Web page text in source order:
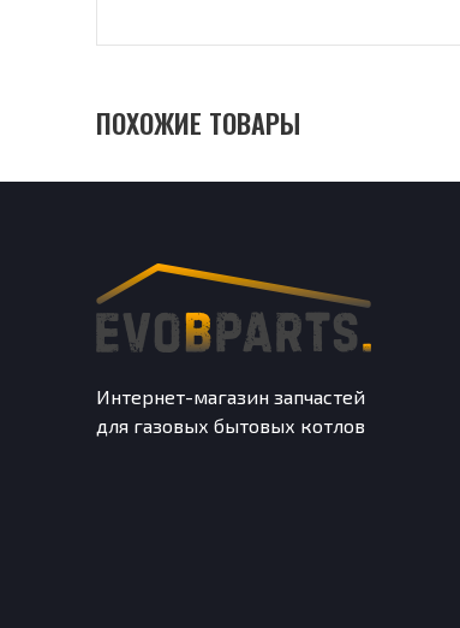
ПОХОЖИЕ ТОВАРЫ
Интернет-магазин запчастей
для газовых бытовых котлов